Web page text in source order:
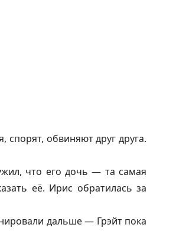
спорят, обвиняют друг друга.
что его дочь — та самая
её. Ирис обратилась за
дальше — Грэйт пока